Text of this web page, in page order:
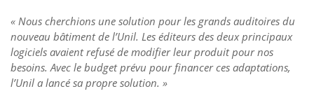
« Nous cherchions une solution pour les grands auditoires du
nouveau bâtiment de l’Unil. Les éditeurs des deux principaux
logiciels avaient refusé de modifier leur produit pour nos
besoins. Avec le budget prévu pour financer ces adaptations,
l’Unil a lancé sa propre solution. »